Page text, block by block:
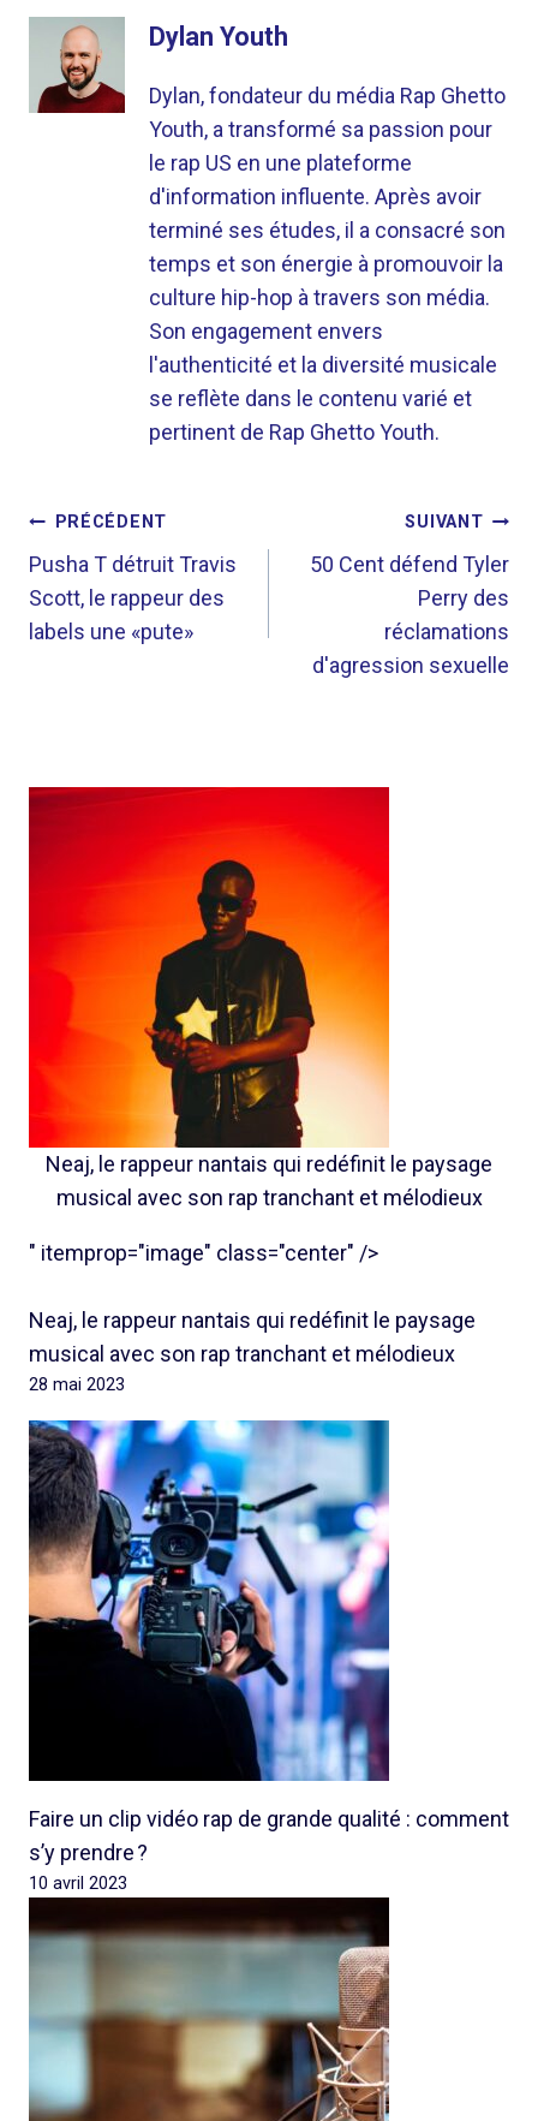
Dylan Youth
Dylan, fondateur du média Rap Ghetto
Youth, a transformé sa passion pour
le rap US en une plateforme
d'information influente. Après avoir
terminé ses études, il a consacré son
temps et son énergie à promouvoir la
culture hip-hop à travers son média.
Son engagement envers
l'authenticité et la diversité musicale
se reflète dans le contenu varié et
pertinent de Rap Ghetto Youth.
NAVIGATION
DE
L’ARTICLE
PRÉCÉDENT
Pusha T détruit Travis
Scott, le rappeur des
labels une «pute»
SUIVANT
50 Cent défend Tyler
Perry des
réclamations
d'agression sexuelle
Neaj, le rappeur nantais qui redéfinit le paysage
musical avec son rap tranchant et mélodieux
" itemprop="image" class="center" />
Neaj, le rappeur nantais qui redéfinit le paysage
musical avec son rap tranchant et mélodieux
28 mai 2023
Faire un clip vidéo rap de grande qualité : comment
s’y prendre ?
10 avril 2023